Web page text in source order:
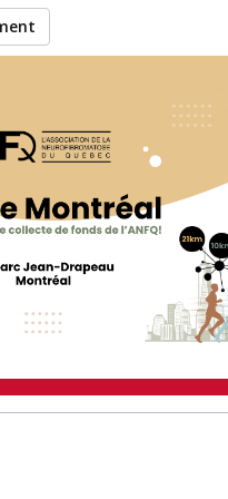
Rebecca
à